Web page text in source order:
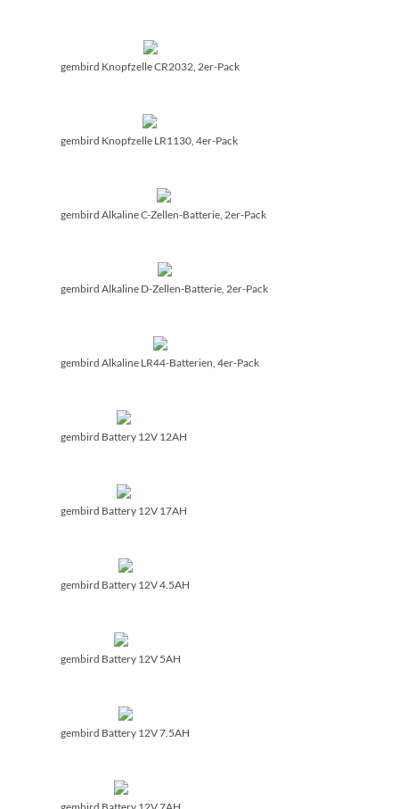
gembird Knopfzelle CR2032, 2er-Pack
gembird Knopfzelle LR1130, 4er-Pack
gembird Alkaline C-Zellen-Batterie, 2er-Pack
gembird Alkaline D-Zellen-Batterie, 2er-Pack
gembird Alkaline LR44-Batterien, 4er-Pack
gembird Battery 12V 12AH
gembird Battery 12V 17AH
gembird Battery 12V 4.5AH
gembird Battery 12V 5AH
gembird Battery 12V 7.5AH